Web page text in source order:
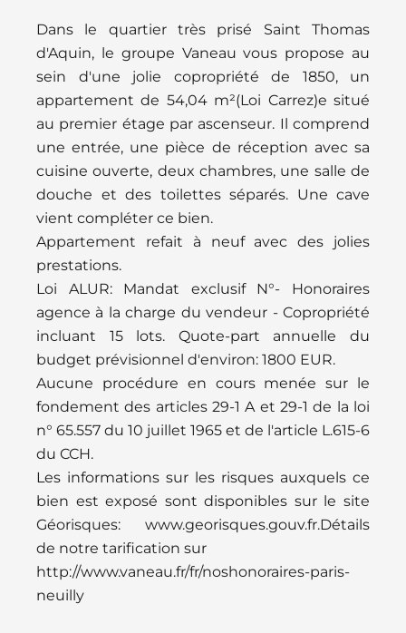
Dans le quartier très prisé Saint Thomas
d'Aquin, le groupe Vaneau vous propose au
sein d'une jolie copropriété de 1850, un
appartement de 54,04 m²(Loi Carrez)e situé
au premier étage par ascenseur. Il comprend
une entrée, une pièce de réception avec sa
cuisine ouverte, deux chambres, une salle de
douche et des toilettes séparés. Une cave
vient compléter ce bien.
Appartement refait à neuf avec des jolies
prestations.
Loi ALUR: Mandat exclusif N°- Honoraires
agence à la charge du vendeur - Copropriété
incluant 15 lots. Quote-part annuelle du
budget prévisionnel d'environ: 1800 EUR.
Aucune procédure en cours menée sur le
fondement des articles 29-1 A et 29-1 de la loi
n° 65.557 du 10 juillet 1965 et de l'article L.615-6
du CCH.
Les informations sur les risques auxquels ce
bien est exposé sont disponibles sur le site
Géorisques: www.georisques.gouv.fr.Détails
de notre tarification sur
http://www.vaneau.fr/fr/noshonoraires-paris-
neuilly